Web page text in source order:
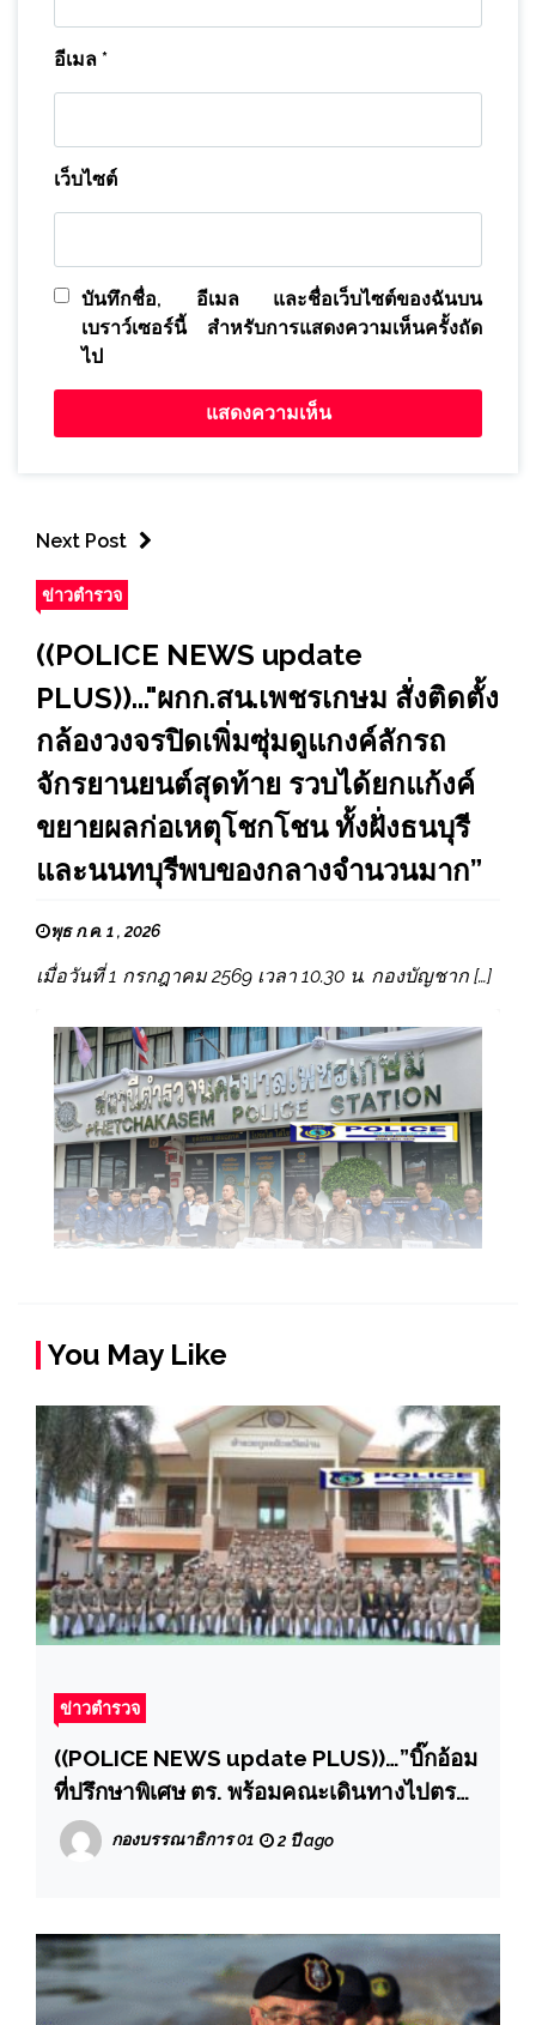
อีเมล *
เว็บไซต์
บันทึกชื่อ, อีเมล และชื่อเว็บไซต์ของฉันบน
เบราว์เซอร์นี้ สำหรับการแสดงความเห็นครั้งถัด
ไป
Next Post
ข่าวตำรวจ
((POLICE NEWS update
PLUS))..."ผกก.สน.เพชรเกษม สั่งติดตั้ง
กล้องวงจรปิดเพิ่มซุ่มดูแกงค์ลักรถ
จักรยานยนต์สุดท้าย รวบได้ยกแก้งค์
ขยายผลก่อเหตุโชกโชน ทั้งฝั่งธนบุรี
และนนทบุรีพบของกลางจำนวนมาก”
พุธ ก.ค. 1 , 2026
เมื่อวันที่ 1 กรกฎาคม 2569 เวลา 10.30 น. กองบัญชาก […]
You May Like
ข่าวตำรวจ
((POLICE NEWS update PLUS))…”บิ๊กอ้อม
ที่ปรึกษาพิเศษ ตร. พร้อมคณะเดินทางไปตรวจ
เยี่ยมบำรุงขวัญและติดตามการปฏิบัติงาน
ของหน่วย ตามนโยบาย ผบ.ตร. ที่ สภ.น้ำมวบ
กองบรรณาธิการ 01 2 ปี ago